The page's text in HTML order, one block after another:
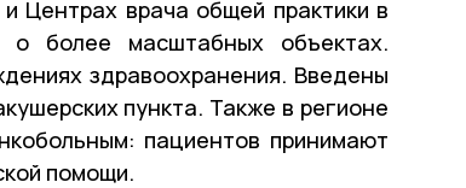
Центрах врача общей практики в
о более масштабных объектах.
здравоохранения. Введены
пункта. Также в регионе
пациентов принимают
помощи.